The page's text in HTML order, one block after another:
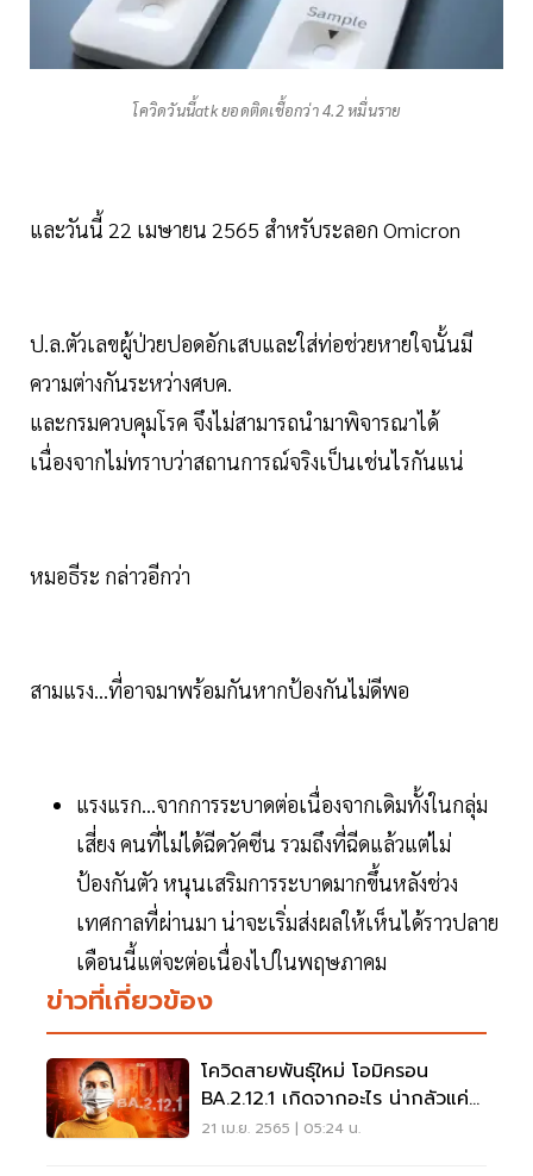
โควิดวันนี้atk ยอดติดเชื้อกว่า 4.2 หมื่นราย
และวันนี้ 22 เมษายน 2565 สำหรับระลอก Omicron
ป.ล.ตัวเลขผู้ป่วยปอดอักเสบและใส่ท่อช่วยหายใจนั้นมี
ความต่างกันระหว่างศบค.
และกรมควบคุมโรค จึงไม่สามารถนำมาพิจารณาได้
เนื่องจากไม่ทราบว่าสถานการณ์จริงเป็นเช่นไรกันแน่
หมอธีระ กล่าวอีกว่า
สามแรง...ที่อาจมาพร้อมกันหากป้องกันไม่ดีพอ
แรงแรก...จากการระบาดต่อเนื่องจากเดิมทั้งในกลุ่ม
เสี่ยง คนที่ไม่ได้ฉีดวัคซีน รวมถึงที่ฉีดแล้วแต่ไม่
ป้องกันตัว หนุนเสริมการระบาดมากขึ้นหลังช่วง
เทศกาลที่ผ่านมา น่าจะเริ่มส่งผลให้เห็นได้ราวปลาย
เดือนนี้แต่จะต่อเนื่องไปในพฤษภาคม
ข่าวที่เกี่ยวข้อง
โควิดสายพันธุ์ใหม่ โอมิครอน
BA.2.12.1 เกิดจากอะไร น่ากลัวแค่
ไหน อ่านเลย
21 เม.ย. 2565 | 05:24 น.